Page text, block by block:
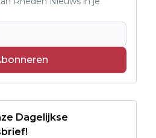
Dagelijkse